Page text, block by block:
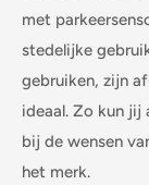
met
stedelijke
gebruiken, zijn
ideaal. Zo kun jij
bij de wensen
het merk.